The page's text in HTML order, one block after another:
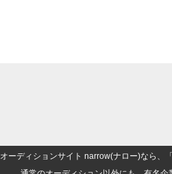
オーディションサイト narrow(ナロー)なら、